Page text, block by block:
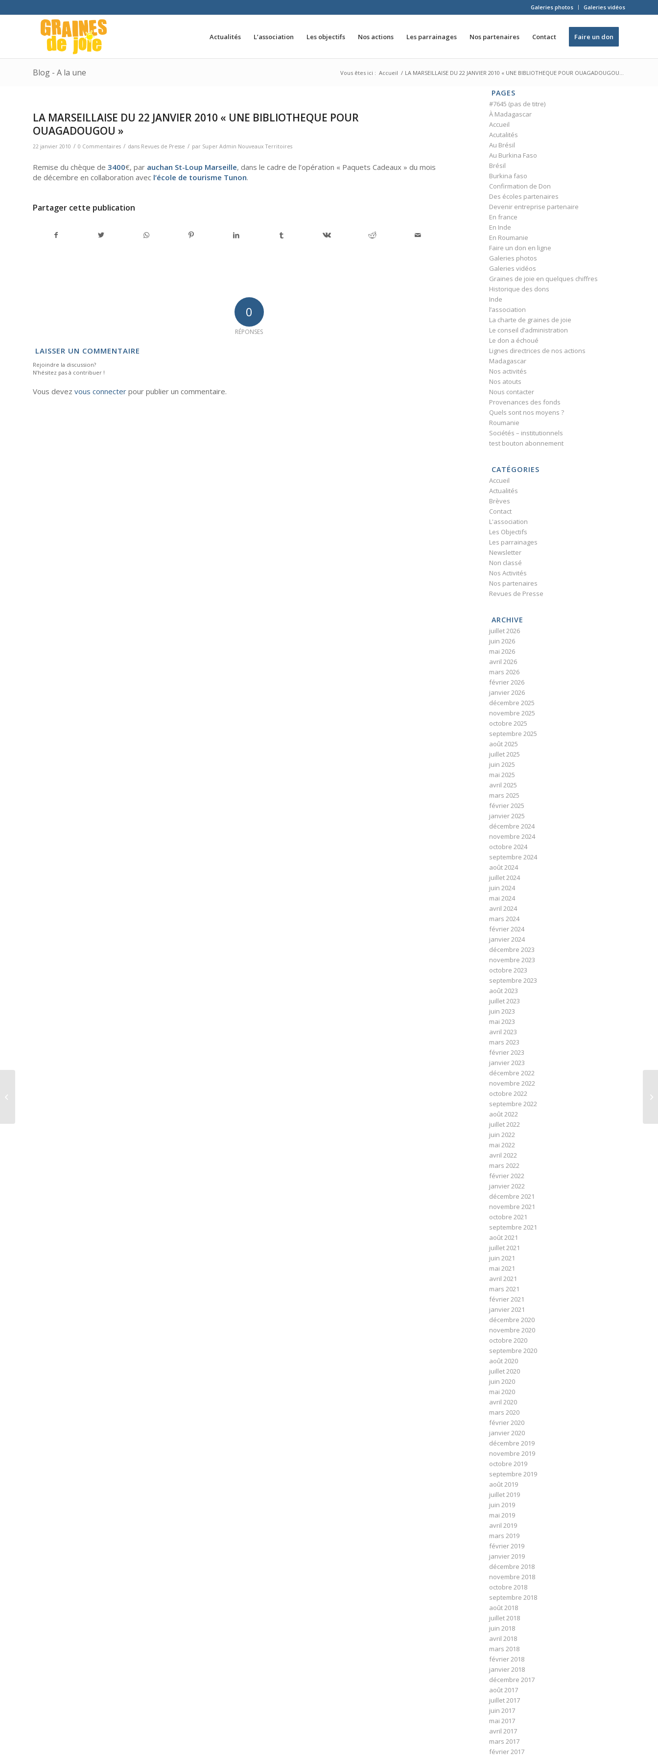
Galeries photos Galeries vidéos
Actualités L’association Les objectifs Nos actions Les parrainages Nos partenaires Contact Faire un don
Blog - A la une Vous êtes ici : Accueil / LA MARSEILLAISE DU 22 JANVIER 2010 « UNE BIBLIOTHEQUE POUR OUAGADOUGOU...
LA MARSEILLAISE DU 22 JANVIER 2010 « UNE BIBLIOTHEQUE POUR
OUAGADOUGOU »
22 janvier 2010 / 0 Commentaires / dans Revues de Presse / par Super Admin Nouveaux Territoires
Remise du chèque de 3400€, par auchan St-Loup Marseille, dans le cadre de l’opération « Paquets Cadeaux » du mois
de décembre en collaboration avec l’école de tourisme Tunon.
Partager cette publication
0
RÉPONSES
LAISSER UN COMMENTAIRE
Rejoindre la discussion?
N’hésitez pas à contribuer !
Vous devez vous connecter pour publier un commentaire.
PAGES
#7645 (pas de titre)
À Madagascar
Accueil
Acutalités
Au Brésil
Au Burkina Faso
Brésil
Burkina faso
Confirmation de Don
Des écoles partenaires
Devenir entreprise partenaire
En france
En Inde
En Roumanie
Faire un don en ligne
Galeries photos
Galeries vidéos
Graines de joie en quelques chiffres
Historique des dons
Inde
l’association
La charte de graines de joie
Le conseil d’administration
Le don a échoué
Lignes directrices de nos actions
Madagascar
Nos activités
Nos atouts
Nous contacter
Provenances des fonds
Quels sont nos moyens ?
Roumanie
Sociétés – institutionnels
test bouton abonnement
CATÉGORIES
Accueil
Actualités
Brèves
Contact
L'association
Les Objectifs
Les parrainages
Newsletter
Non classé
Nos Activités
Nos partenaires
Revues de Presse
ARCHIVE
juillet 2026
juin 2026
mai 2026
avril 2026
mars 2026
février 2026
janvier 2026
décembre 2025
novembre 2025
octobre 2025
septembre 2025
août 2025
juillet 2025
juin 2025
mai 2025
avril 2025
mars 2025
février 2025
janvier 2025
décembre 2024
novembre 2024
octobre 2024
septembre 2024
août 2024
juillet 2024
juin 2024
mai 2024
avril 2024
mars 2024
février 2024
janvier 2024
décembre 2023
novembre 2023
octobre 2023
septembre 2023
août 2023
juillet 2023
juin 2023
mai 2023
avril 2023
mars 2023
février 2023
janvier 2023
décembre 2022
novembre 2022
octobre 2022
septembre 2022
août 2022
juillet 2022
juin 2022
mai 2022
avril 2022
mars 2022
février 2022
janvier 2022
décembre 2021
novembre 2021
octobre 2021
septembre 2021
août 2021
juillet 2021
juin 2021
mai 2021
avril 2021
mars 2021
février 2021
janvier 2021
décembre 2020
novembre 2020
octobre 2020
septembre 2020
août 2020
juillet 2020
juin 2020
mai 2020
avril 2020
mars 2020
février 2020
janvier 2020
décembre 2019
novembre 2019
octobre 2019
septembre 2019
août 2019
juillet 2019
juin 2019
mai 2019
avril 2019
mars 2019
février 2019
janvier 2019
décembre 2018
novembre 2018
octobre 2018
septembre 2018
août 2018
juillet 2018
juin 2018
avril 2018
mars 2018
février 2018
janvier 2018
décembre 2017
août 2017
juillet 2017
juin 2017
mai 2017
avril 2017
mars 2017
février 2017
«